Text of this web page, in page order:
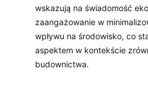
wskazują na świadomość
zaangażowanie w
wpływu na środowisko, co
aspektem w kontekście
budownictwa.